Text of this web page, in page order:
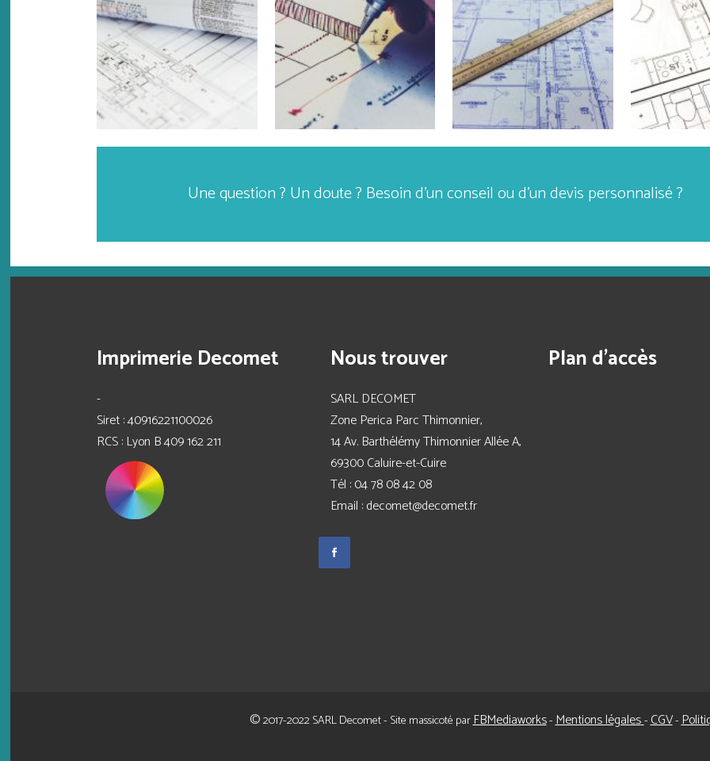
Une question ? Un doute ? Besoin d’un conseil ou d’un devis personnalisé ?
Imprimerie Decomet
-
Siret : 40916221100026
RCS : Lyon B 409 162 211
Nous trouver
SARL DECOMET
Zone Perica Parc Thimonnier,
14 Av. Barthélémy Thimonnier Allée A,
69300 Caluire-et-Cuire
Tél :04 78 08 42 08
Email :decomet@decomet.fr
Plan d’accès
©2017-2022 SARLDecomet - Site massicoté parFBMediaworks-Mentions légales-CGV-